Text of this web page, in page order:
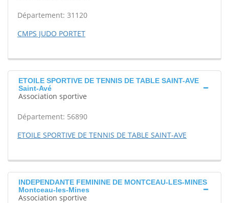
Département: 31120
CMPS JUDO PORTET
ETOILE SPORTIVE DE TENNIS DE TABLE SAINT-AVE
Saint-Avé
Association sportive
Département: 56890
ETOILE SPORTIVE DE TENNIS DE TABLE SAINT-AVE
INDEPENDANTE FEMININE DE MONTCEAU-LES-MINES
Montceau-les-Mines
Association sportive